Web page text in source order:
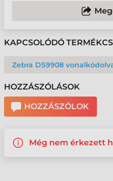
KAPCSOLÓDÓ
Zebra DS9908
HOZZÁSZÓLÁSOK
HOZZÁSZÓLOK
Még nem érkezett